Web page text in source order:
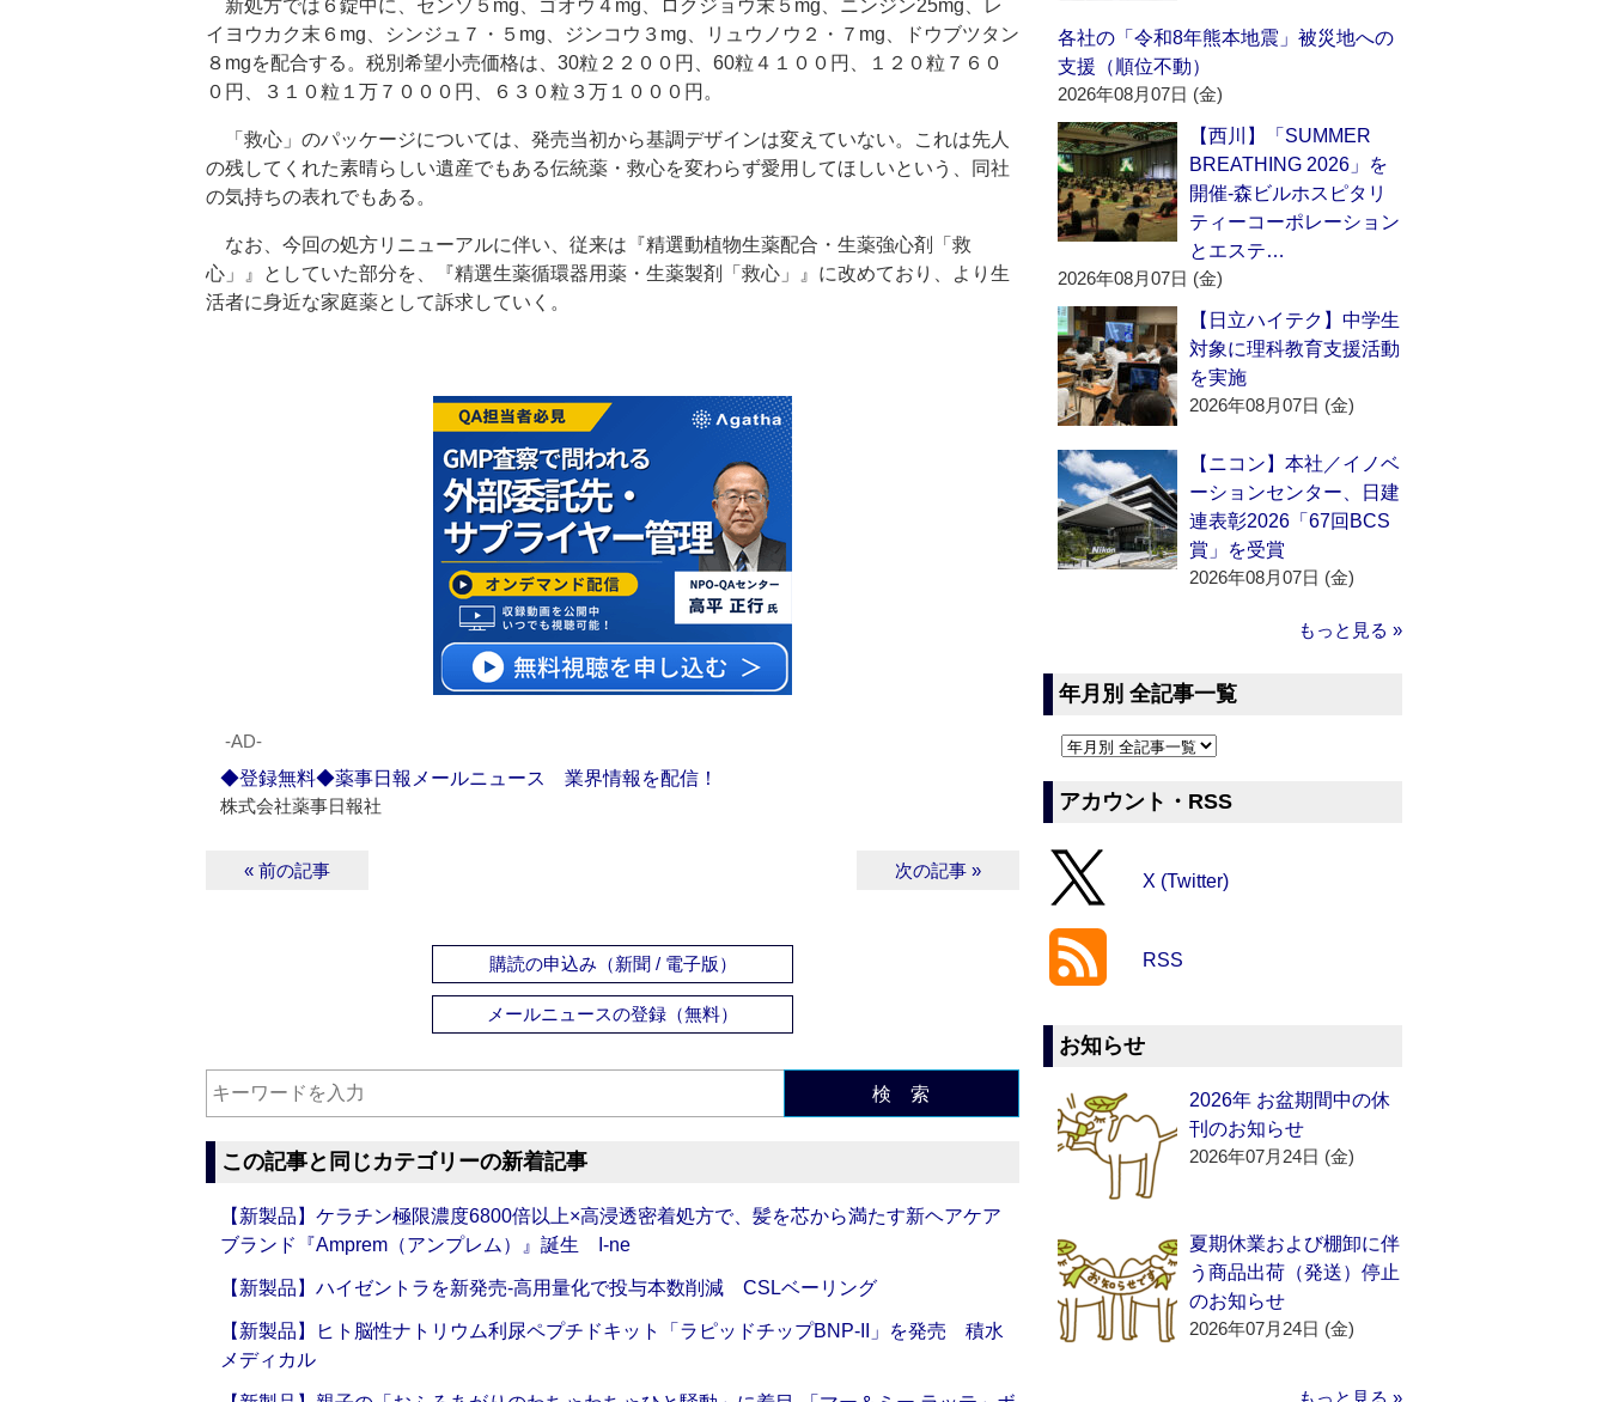
新処方では６錠中に、センソ５mg、ゴオウ４mg、ロクジョウ末５mg、ニンジン25mg、レ
イヨウカク末６mg、シンジュ７・５mg、ジンコウ３mg、リュウノウ２・７mg、ドウブツタン
８mgを配合する。税別希望小売価格は、30粒２２００円、60粒４１００円、１２０粒７６０
０円、３１０粒１万７０００円、６３０粒３万１０００円。
「救心」のパッケージについては、発売当初から基調デザインは変えていない。これは先人
の残してくれた素晴らしい遺産でもある伝統薬・救心を変わらず愛用してほしいという、同社
の気持ちの表れでもある。
なお、今回の処方リニューアルに伴い、従来は『精選動植物生薬配合・生薬強心剤「救
心」』としていた部分を、『精選生薬循環器用薬・生薬製剤「救心」』に改めており、より生
活者に身近な家庭薬として訴求していく。
‐AD‐
◆登録無料◆薬事日報メールニュース 業界情報を配信！
株式会社薬事日報社
« 前の記事 次の記事 »
購読の申込み（新聞 / 電子版）
メールニュースの登録（無料）
検 索
この記事と同じカテゴリーの新着記事
【新製品】ケラチン極限濃度6800倍以上×高浸透密着処方で、髪を芯から満たす新ヘアケア
ブランド『Amprem（アンプレム）』誕生 I-ne
【新製品】ハイゼントラを新発売‐高用量化で投与本数削減 CSLベーリング
【新製品】ヒト脳性ナトリウム利尿ペプチドキット「ラピッドチップBNP-II」を発売 積水
メディカル
各社の「令和8年熊本地震」被災地への
支援（順位不動）
2026年08月07日 (金)
【西川】「SUMMER
BREATHING 2026」を
開催‐森ビルホスピタリ
ティーコーポレーション
とエステ…
2026年08月07日 (金)
【日立ハイテク】中学生
対象に理科教育支援活動
を実施
2026年08月07日 (金)
【ニコン】本社／イノベ
ーションセンター、日建
連表彰2026「67回BCS
賞」を受賞
2026年08月07日 (金)
もっと見る »
年月別 全記事一覧
アカウント・RSS
X (Twitter)
RSS
お知らせ
2026年 お盆期間中の休
刊のお知らせ
2026年07月24日 (金)
夏期休業および棚卸に伴
う商品出荷（発送）停止
のお知らせ
2026年07月24日 (金)
もっと見る »